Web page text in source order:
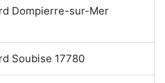
Dompierre-sur-Mer
Soubise 17780